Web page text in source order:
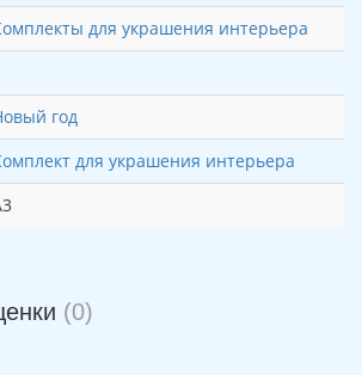
для украшения интерьера
год
для украшения интерьера
(0)